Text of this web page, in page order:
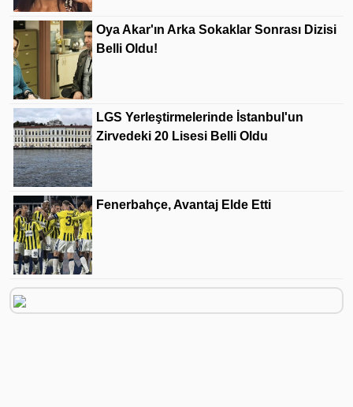
Oya Akar'ın Arka Sokaklar Sonrası Dizisi
Belli Oldu!
LGS Yerleştirmelerinde İstanbul'un
Zirvedeki 20 Lisesi Belli Oldu
Fenerbahçe, Avantaj Elde Etti